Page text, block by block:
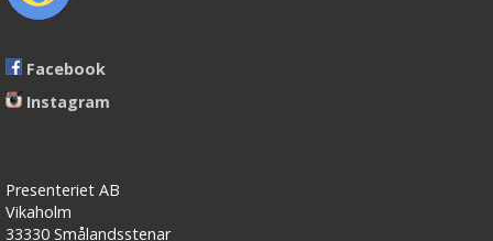
Facebook
Instagram
Presenteriet AB
Vikaholm
33330 Smålandsstenar